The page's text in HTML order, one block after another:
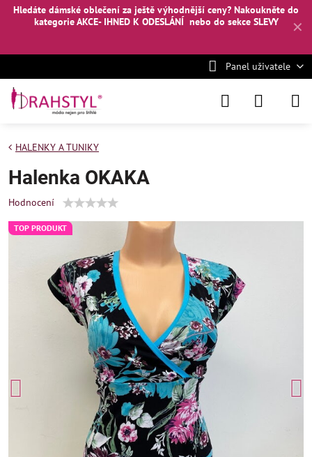
✕
Hledáte dámské oblečení za ještě výhodnější ceny? Nakoukněte do
kategorie AKCE- IHNED K ODESLÁNÍ nebo do sekce SLEVY
Panel uživatele
TOP PRODUKT
HALENKY A TUNIKY
Halenka OKAKA
Hodnocení